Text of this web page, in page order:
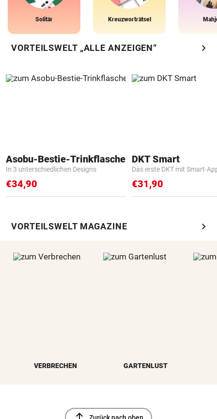
Solitär Kreuzworträtsel
VORTEILSWELT „ALLE ANZEIGEN“ chevron_right
Asobu-Bestie-Trinkflasche
In 3 unterschiedlichen Designs
€34,90
DKT Smart
Das erste DKT mit Smart-
€31,90
VORTEILSWELT MAGAZINE chevron_right
VERBRECHEN GARTENLUST